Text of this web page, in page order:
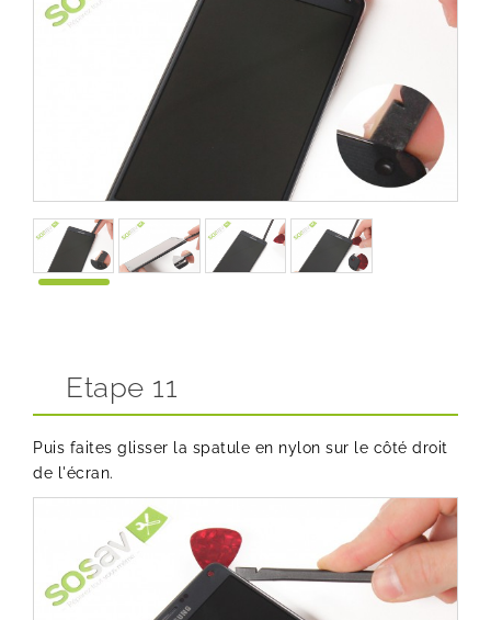
Etape 11
Puis faites glisser la spatule en nylon sur le côté droit
de l'écran.